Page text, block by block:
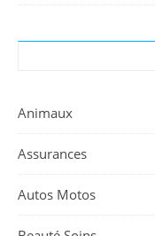
Animaux
Assurances
Autos Motos